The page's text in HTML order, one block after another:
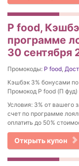
P food,
программе
30 сентября
Промокоды: P food,
Кэшбэк 3% бонусами
Промокод P food (П фуд)
Условия: 3% от вашего
счет по программе
оплатить до 50%
Открыть купон